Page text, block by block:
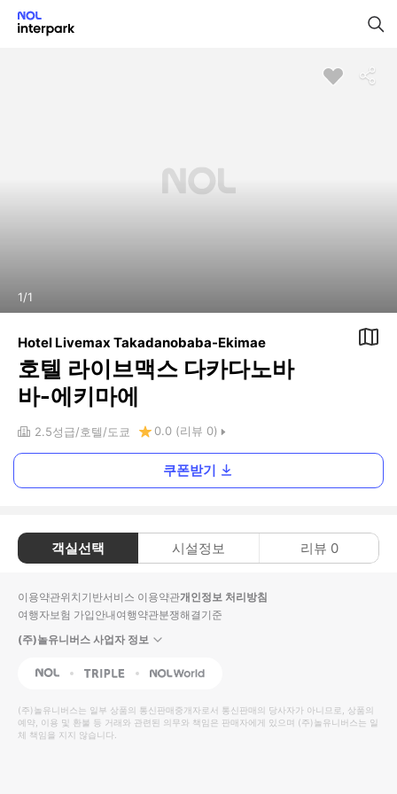
1/1
Hotel Livemax Takadanobaba-Ekimae
호텔 라이브맥스 다카다노바
바-에키마에
2.5성급 호텔 도쿄 0.0 (리뷰 0)
쿠폰받기
객실선택 시설정보 리뷰 0
이용약관위치기반서비스 이용약관개인정보 처리방침
여행자보험 가입안내여행약관분쟁해결기준
(주)놀유니버스 사업자 정보
NOL Triple Interpark Global
(주)놀유니버스는 일부 상품의 통신판매중개자로서 통신판매의 당사자가 아니므로, 상품의
예약, 이용 및 환불 등 거래와 관련된 의무와 책임은 판매자에게 있으며 (주)놀유니버스는 일
체 책임을 지지 않습니다.